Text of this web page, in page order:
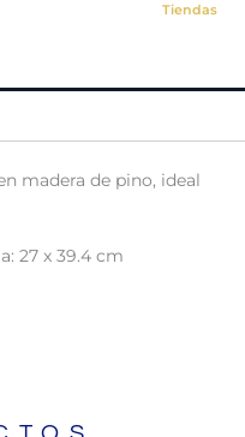
Tiendas
madera de pino, ideal
27 x 39.4 cm